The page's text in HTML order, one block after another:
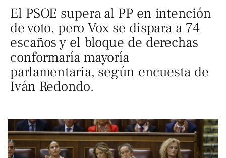
El PSOE supera al PP en intención
de voto, pero Vox se dispara a 74
escaños y el bloque de derechas
conformaría mayoría
parlamentaria, según encuesta de
Iván Redondo.